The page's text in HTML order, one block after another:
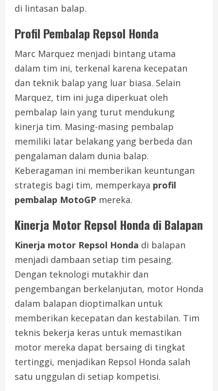
di lintasan balap.
Profil Pembalap Repsol Honda
Marc Marquez menjadi bintang utama
dalam tim ini, terkenal karena kecepatan
dan teknik balap yang luar biasa. Selain
Marquez, tim ini juga diperkuat oleh
pembalap lain yang turut mendukung
kinerja tim. Masing-masing pembalap
memiliki latar belakang yang berbeda dan
pengalaman dalam dunia balap.
Keberagaman ini memberikan keuntungan
strategis bagi tim, memperkaya profil
pembalap MotoGP mereka.
Kinerja Motor Repsol Honda di Balapan
Kinerja motor Repsol Honda di balapan
menjadi dambaan setiap tim pesaing.
Dengan teknologi mutakhir dan
pengembangan berkelanjutan, motor Honda
dalam balapan dioptimalkan untuk
memberikan kecepatan dan kestabilan. Tim
teknis bekerja keras untuk memastikan
motor mereka dapat bersaing di tingkat
tertinggi, menjadikan Repsol Honda salah
satu unggulan di setiap kompetisi.